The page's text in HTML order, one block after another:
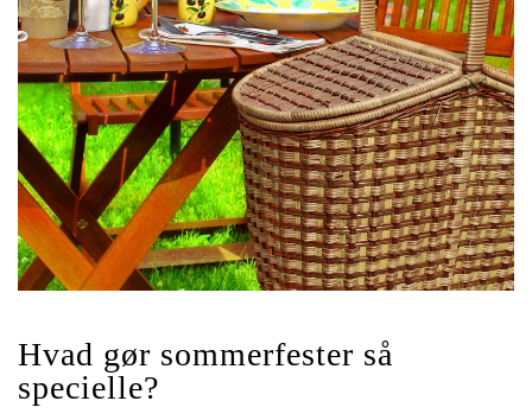
Hvad gør sommerfester så
specielle?